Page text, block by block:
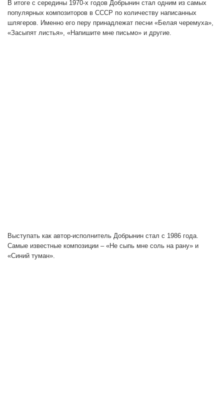
В итоге с середины 1970-х годов Добрынин стал одним из самых
популярных композиторов в СССР по количеству написанных
шлягеров. Именно его перу принадлежат песни «Белая черемуха»,
«Засыпят листья», «Напишите мне письмо» и другие.
Выступать как автор-исполнитель Добрынин стал с 1986 года.
Самые известные композиции – «Не сыпь мне соль на рану» и
«Синий туман».